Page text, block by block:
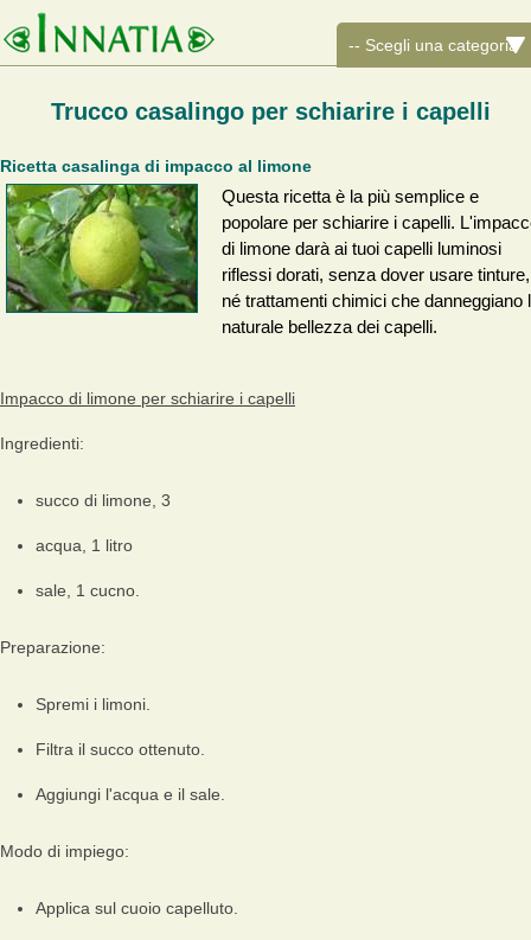
Trucco casalingo per schiarire i capelli
Ricetta casalinga di impacco al limone
Questa ricetta è la più semplice e
popolare per schiarire i capelli.
di limone darà ai tuoi capelli luminosi
riflessi dorati, senza dover usare tinture,
né trattamenti chimici che danneggiano
naturale bellezza dei capelli.
Impacco di limone per schiarire i capelli
Ingredienti:
succo di limone, 3
acqua, 1 litro
sale, 1 cucno.
Preparazione:
Spremi i limoni.
Filtra il succo ottenuto.
Aggiungi l'acqua e il sale.
Modo di impiego:
Applica sul cuoio capelluto.